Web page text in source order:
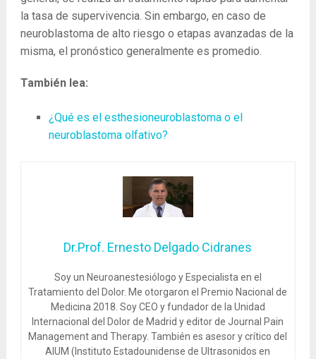
la tasa de supervivencia. Sin embargo, en caso de
neuroblastoma de alto riesgo o etapas avanzadas de la
misma, el pronóstico generalmente es promedio.
También lea:
¿Qué es el esthesioneuroblastoma o el
neuroblastoma olfativo?
Dr.Prof. Ernesto Delgado Cidranes
Soy un Neuroanestesiólogo y Especialista en el
Tratamiento del Dolor. Me otorgaron el Premio Nacional de
Medicina 2018. Soy CEO y fundador de la Unidad
Internacional del Dolor de Madrid y editor de Journal Pain
Management and Therapy. También es asesor y crítico del
AIUM (Instituto Estadounidense de Ultrasonidos en